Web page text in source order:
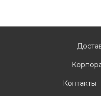
Контакты